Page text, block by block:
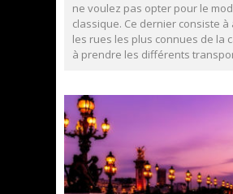
ne voulez pas opter pour le
classique. Ce dernier consiste
les rues les plus connues de la
à prendre les différents